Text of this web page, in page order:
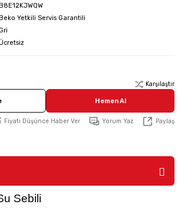
Yetkili Servis Garantili
Karşılaştır
Hemen Al
Fiyatı Düşünce Haber Ver Yorum Yaz
Paylaş
Sebili